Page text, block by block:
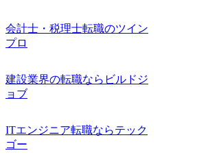
会計士・税理士転職のツイン
プロ
建設業界の転職ならビルドジ
ョブ
ITエンジニア転職ならテック
ゴー